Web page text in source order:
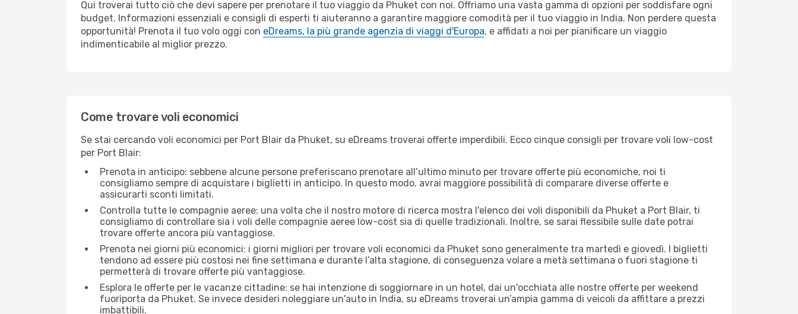
Qui troverai tutto ciò che devi sapere per prenotare il tuo viaggio da Phuket con noi. Offriamo una vasta gamma di opzioni per soddisfare ogni
budget. Informazioni essenziali e consigli di esperti ti aiuteranno a garantire maggiore comodità per il tuo viaggio in India. Non perdere questa
opportunità! Prenota il tuo volo oggi con eDreams, la più grande agenzia di viaggi d'Europa, e affidati a noi per pianificare un viaggio
indimenticabile al miglior prezzo.
Come trovare voli economici
Se stai cercando voli economici per Port Blair da Phuket, su eDreams troverai offerte imperdibili. Ecco cinque consigli per trovare voli low-cost
per Port Blair:
Prenota in anticipo: sebbene alcune persone preferiscano prenotare all’ultimo minuto per trovare offerte più economiche, noi ti
consigliamo sempre di acquistare i biglietti in anticipo. In questo modo, avrai maggiore possibilità di comparare diverse offerte e
assicurarti sconti limitati.
Controlla tutte le compagnie aeree: una volta che il nostro motore di ricerca mostra l'elenco dei voli disponibili da Phuket a Port Blair, ti
consigliamo di controllare sia i voli delle compagnie aeree low-cost sia di quelle tradizionali. Inoltre, se sarai flessibile sulle date potrai
trovare offerte ancora più vantaggiose.
Prenota nei giorni più economici: i giorni migliori per trovare voli economici da Phuket sono generalmente tra martedì e giovedì. I biglietti
tendono ad essere più costosi nei fine settimana e durante l’alta stagione, di conseguenza volare a metà settimana o fuori stagione ti
permetterà di trovare offerte più vantaggiose.
Esplora le offerte per le vacanze cittadine: se hai intenzione di soggiornare in un hotel, dai un'occhiata alle nostre offerte per weekend
fuoriporta da Phuket. Se invece desideri noleggiare un'auto in India, su eDreams troverai un’ampia gamma di veicoli da affittare a prezzi
imbattibili.